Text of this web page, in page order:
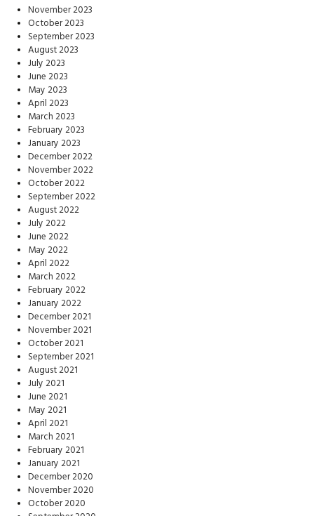
November 2023
October 2023
September 2023
August 2023
July 2023
June 2023
May 2023
April 2023
March 2023
February 2023
January 2023
December 2022
November 2022
October 2022
September 2022
August 2022
July 2022
June 2022
May 2022
April 2022
March 2022
February 2022
January 2022
December 2021
November 2021
October 2021
September 2021
August 2021
July 2021
June 2021
May 2021
April 2021
March 2021
February 2021
January 2021
December 2020
November 2020
October 2020